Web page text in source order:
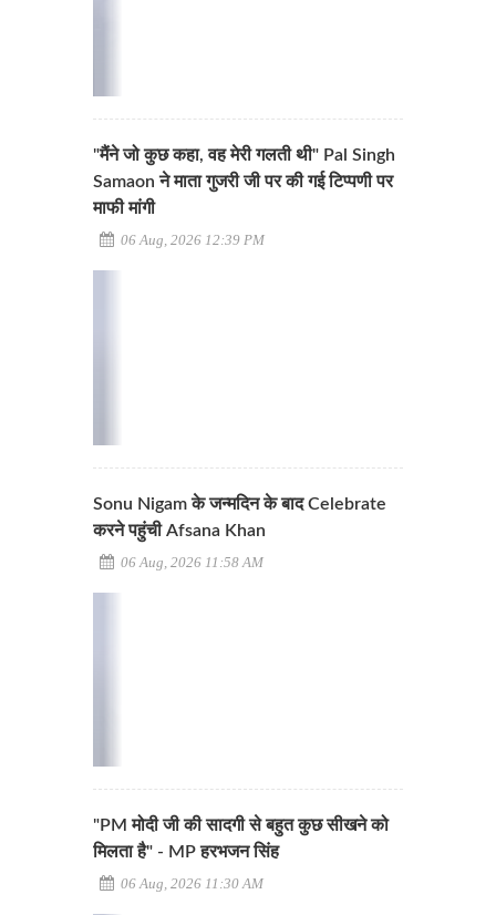
"मैंने जो कुछ कहा, वह मेरी गलती थी" Pal Singh
Samaon ने माता गुजरी जी पर की गई टिप्पणी पर
माफी मांगी
06 Aug, 2026 12:39 PM
Sonu Nigam के जन्मदिन के बाद Celebrate
करने पहुंची Afsana Khan
06 Aug, 2026 11:58 AM
"PM मोदी जी की सादगी से बहुत कुछ सीखने को
मिलता है" - MP हरभजन सिंह
06 Aug, 2026 11:30 AM